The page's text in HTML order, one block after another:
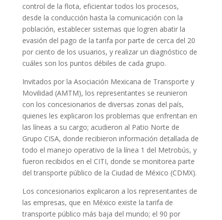
control de la flota, eficientar todos los procesos,
desde la conducción hasta la comunicación con la
población, establecer sistemas que logren abatir la
evasión del pago de la tarifa por parte de cerca del 20
por ciento de los usuarios, y realizar un diagnóstico de
cuáles son los puntos débiles de cada grupo.
Invitados por la Asociación Mexicana de Transporte y
Movilidad (AMTM), los representantes se reunieron
con los concesionarios de diversas zonas del país,
quienes les explicaron los problemas que enfrentan en
las líneas a su cargo; acudieron al Patio Norte de
Grupo CISA, donde recibieron información detallada de
todo el manejo operativo de la línea 1 del Metrobús, y
fueron recibidos en el CITI, donde se monitorea parte
del transporte público de la Ciudad de México (CDMX).
Los concesionarios explicaron a los representantes de
las empresas, que en México existe la tarifa de
transporte público más baja del mundo; el 90 por